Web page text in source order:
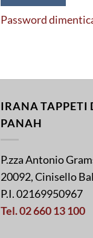
Password
IRANA TAPPETI
PANAH
P.zza Antonio
20092, Cinisello
P.I. 02169950967
Tel. 02 660 13 100